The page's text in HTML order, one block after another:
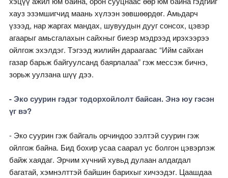
хауз эзэмшигчид маань хүлээн зөвшөөрдөг. Амьдарч
үзээд, нар жаргах мандах, шувуудын дууг сонсох, цэвэр
агаарыг амьсгалахын сайхныг биеэр мэдрээд ирэхээрээ
ойлгож эхэлдэг. Тэгээд жилийн дараагаас “Ийм сайхан
газар барьж байгуулсанд баярлалаа” гэж мессэж бичнэ,
зорьж уулзана шүү дээ.
- Эко суурин гэдэг тодорхойлолт байсан. Энэ юу гэсэн
үг вэ?
- Эко суурин гэж байгаль орчиндоо ээлтэй суурин гэж
ойлгож байна. Бид бохир усаа саарал ус болгон цэвэрлэж
байж хаядаг. Эрчим хүчний хувьд дулаан алдагдал
багатай, хэмнэлттэй байшин барихыг хичээдэг. Цаашдаа